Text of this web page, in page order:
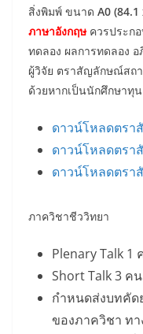
สิ่งพิมพ์ ขนาด A0
ภาษาอังกฤษควรประกอ
ทดลอง ผลการทดลอง
ผู้วิจัย ตราสัญลักษณ์สถ
ด้วยหากเป็นนักศึกษาทุน
ดาวน์โหลดตร
ดาวน์โหลดตร
ดาวน์โหลดตร
ภาควิชาชีววิทยา
Plenary Talk 1
Short Talk 3 คน
กำหนดส่งบทคัด
ของภาควิชา ทา